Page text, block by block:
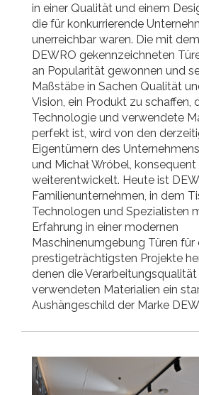
in einer Qualität und einem
die für konkurrierende
unerreichbar waren. Die mit
DEWRO gekennzeichneten
an Popularität gewonnen und
Maßstäbe in Sachen Qualität
Vision, ein Produkt zu schaffen,
Technologie und verwendete
perfekt ist, wird von den
Eigentümern des
und Michał Wróbel, konsequent
weiterentwickelt. Heute ist
Familienunternehmen, in dem
Technologen und Spezialisten
Erfahrung in einer modernen
Maschinenumgebung Türen für
prestigeträchtigsten Projekte
denen die
verwendeten Materialien ein
Aushängeschild der Marke